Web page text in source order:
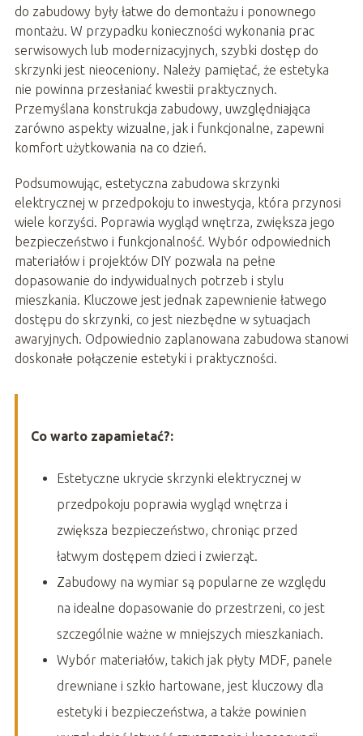
do zabudowy były łatwe do demontażu i ponownego
montażu. W przypadku konieczności wykonania prac
serwisowych lub modernizacyjnych, szybki dostęp do
skrzynki jest nieoceniony. Należy pamiętać, że estetyka
nie powinna przesłaniać kwestii praktycznych.
Przemyślana konstrukcja zabudowy, uwzględniająca
zarówno aspekty wizualne, jak i funkcjonalne, zapewni
komfort użytkowania na co dzień.
Podsumowując, estetyczna zabudowa skrzynki
elektrycznej w przedpokoju to inwestycja, która przynosi
wiele korzyści. Poprawia wygląd wnętrza, zwiększa jego
bezpieczeństwo i funkcjonalność. Wybór odpowiednich
materiałów i projektów DIY pozwala na pełne
dopasowanie do indywidualnych potrzeb i stylu
mieszkania. Kluczowe jest jednak zapewnienie łatwego
dostępu do skrzynki, co jest niezbędne w sytuacjach
awaryjnych. Odpowiednio zaplanowana zabudowa stanowi
doskonałe połączenie estetyki i praktyczności.
Co warto zapamietać?:
Estetyczne ukrycie skrzynki elektrycznej w
przedpokoju poprawia wygląd wnętrza i
zwiększa bezpieczeństwo, chroniąc przed
łatwym dostępem dzieci i zwierząt.
Zabudowy na wymiar są popularne ze względu
na idealne dopasowanie do przestrzeni, co jest
szczególnie ważne w mniejszych mieszkaniach.
Wybór materiałów, takich jak płyty MDF, panele
drewniane i szkło hartowane, jest kluczowy dla
estetyki i bezpieczeństwa, a także powinien